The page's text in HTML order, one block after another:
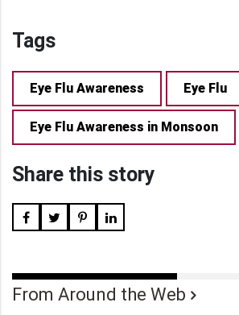
Tags
Eye Flu Awareness Eye Flu
Eye Flu Awareness in Monsoon
Share this story
From Around the Web